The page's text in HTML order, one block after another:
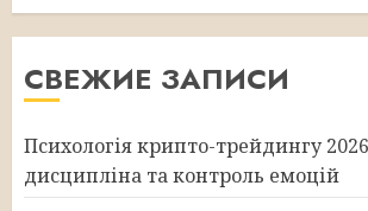
СВЕЖИЕ ЗАПИСИ
Психологія крипто-трейдингу
дисципліна та контроль емоцій